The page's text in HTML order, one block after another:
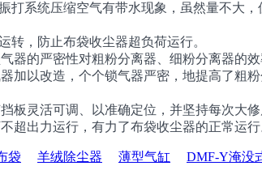
打系统压缩空气有带水现象，虽然量不大
，防止布袋收尘器超负荷运行。
的严密性对粗粉分离器、细粉分离器的
加以改造，个个锁气器严密，地提高了粗
灵活可调、以准确定位，并坚持每次大
超出力运行，有力了布袋收尘器的正常运行
袋 羊绒除尘器 薄型气缸
DMF-Y淹没